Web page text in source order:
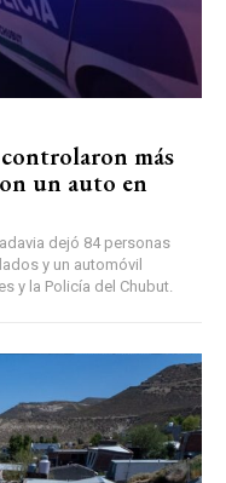
más
un auto en
dejó 84 personas
y un automóvil
y la Policía del Chubut.